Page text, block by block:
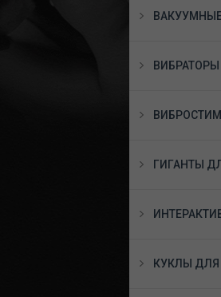
ВИБРАТОРЫ
ГИГАНТЫ
КУКЛЫ